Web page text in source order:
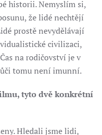
historii. Nemyslím si,
že lidé nechtějí
prostě nevydělávají
civilizaci,
na rodičovství je v
tomu není imunní.
tyto dvě konkrétní
Hledali jsme lidi,